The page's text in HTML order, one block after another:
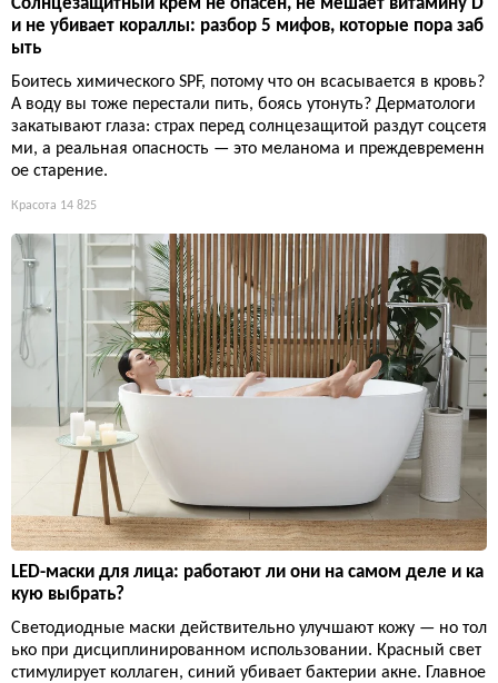
и не убивает кораллы: разбор 5 мифов, которые пора заб
ыть
Боитесь химического SPF, потому что он всасывается в кровь?
А воду вы тоже перестали пить, боясь утонуть? Дерматологи
закатывают глаза: страх перед солнцезащитой раздут соцсетя
ми, а реальная опасность — это меланома и преждевременн
ое старение.
Красота 14 825
LED-маски для лица: работают ли они на самом деле и ка
кую выбрать?
Светодиодные маски действительно улучшают кожу — но тол
ько при дисциплинированном использовании. Красный свет
стимулирует коллаген, синий убивает бактерии акне. Главное